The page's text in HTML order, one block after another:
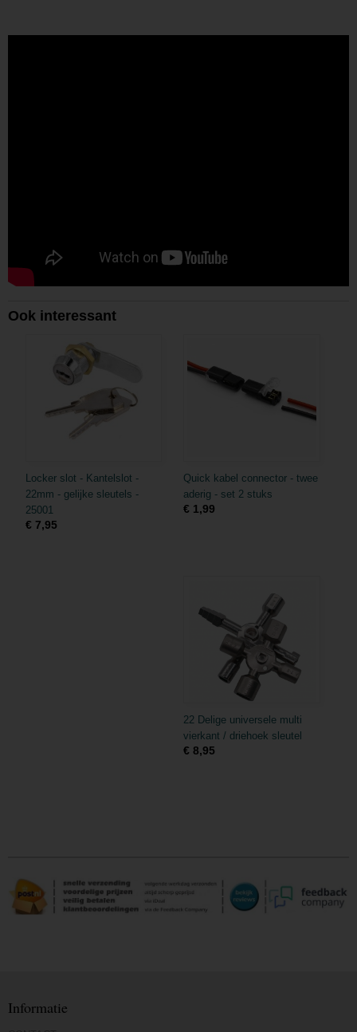
Ook interessant
Locker slot - Kantelslot -
22mm - gelijke sleutels -
25001
€ 7,95
Quick kabel connector - twee
aderig - set 2 stuks
€ 1,99
22 Delige universele multi
vierkant / driehoek sleutel
€ 8,95
Informatie